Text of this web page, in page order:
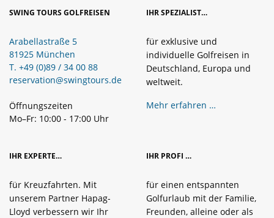
SWING TOURS GOLFREISEN
Arabellastraße 5
81925 München
T. +49 (0)89 / 34 00 88
reservation@swingtours.de
Öffnungszeiten
Mo–Fr: 10:00 - 17:00 Uhr
IHR SPEZIALIST…
für exklusive und
individuelle Golfreisen in
Deutschland, Europa und
weltweit.
Mehr erfahren …
IHR EXPERTE…
für Kreuzfahrten. Mit
unserem Partner Hapag-
Lloyd verbessern wir Ihr
IHR PROFI …
für einen entspannten
Golfurlaub mit der Familie,
Freunden, alleine oder als